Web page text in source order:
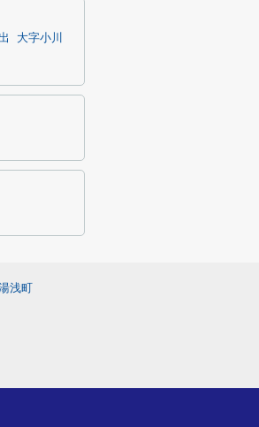
大字小川
浅町